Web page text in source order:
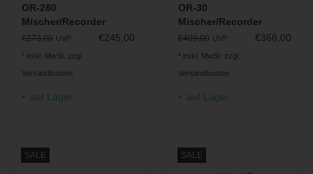
OR-280
Mischer/Recorder
Audiotasche
€273,00 UVP €245,00
* exkl. MwSt. zzgl.
Versandkosten
auf Lager
OR-30
Mischer/Recorder
Audiotasche
€409,00 UVP €368,00
* exkl. MwSt. zzgl.
Versandkosten
auf Lager
SALE SALE